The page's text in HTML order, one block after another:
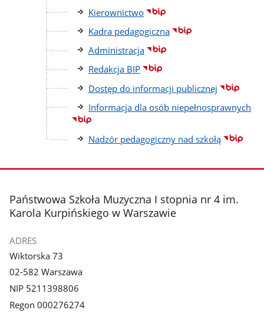
Kierownictwo
Kadra pedagogiczna
Administracja
Redakcja BIP
Dostęp do informacji publicznej
Informacja dla osób niepełnosprawnych
Nadzór pedagogiczny nad szkołą
stopka
Państwowa Szkoła Muzyczna I stopnia nr 4 im.
Karola Kurpińskiego w Warszawie
ADRES
Wiktorska 73
02-582 Warszawa
NIP 5211398806
Regon 000276274